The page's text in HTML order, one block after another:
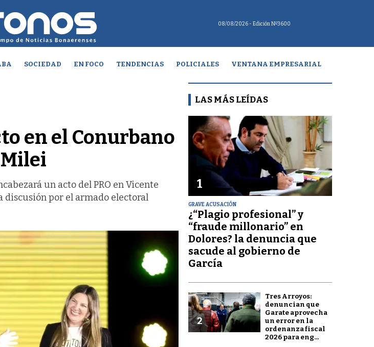
08/08/2026 - Edición Nº3600
SOCIEDAD EN FOCO TENDENCIAS POLICIALES VENTANA EMPRESARIAL
en el Conurbano
un acto del PRO en Vicente
discusión por el armado electoral
LAS MÁS LEÍDAS
1
GRAVE ACUSACIÓN
¿“Plagio profesional” y
“fraude millonario” en
Dolores? la denuncia que
sacude al gobierno de
García
2
Tres Arroyos:
denuncian que
Garate aprovecha
un error en la
ordenanza fiscal
2026 para eng...